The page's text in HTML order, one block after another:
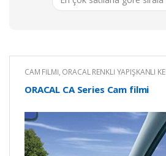
CAM FİLMİ, ORACAL RENKLİ YAPIŞKANLI
YAPIŞKANLI FOLYO
ORACAL CA Series Cam filmi